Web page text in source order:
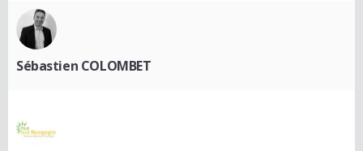
Sébastien COLOMBET